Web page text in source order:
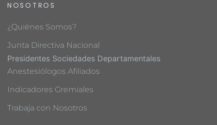
NOSOTROS
¿Quiénes Somos?
Junta Directiva Nacional
Presidentes Sociedades Departamentales
Anestesiólogos Afiliados
Indicadores Gremiales
Trabaja con Nosotros